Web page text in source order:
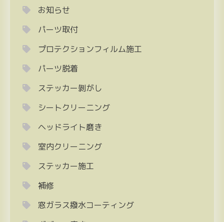
お知らせ
パーツ取付
プロテクションフィルム施工
パーツ脱着
ステッカー剝がし
シートクリーニング
ヘッドライト磨き
室内クリーニング
ステッカー施工
補修
窓ガラス撥水コーティング